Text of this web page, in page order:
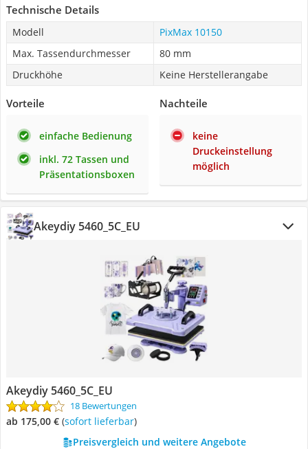
Technische Details
Modell
PixMax 10150
Max. Tassendurchmesser
80 mm
Druckhöhe
Keine Herstellerangabe
Vorteile
einfache Bedienung
inkl. 72 Tassen und
Präsentationsboxen
Nachteile
keine
Druckeinstellung
möglich
Akeydiy 5460_5C_EU
Akeydiy 5460_5C_EU
18 Bewertungen
ab 175,00 € ( Sofort lieferbar)
Preisvergleich und weitere Angebote